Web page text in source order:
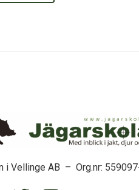
i Vellinge AB – Org.nr: